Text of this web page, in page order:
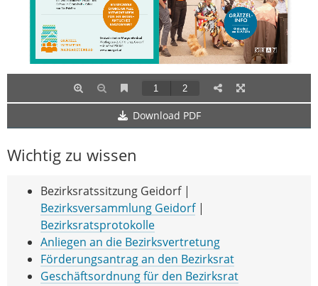
Download PDF
Wichtig zu wissen
Bezirksratssitzung Geidorf |
Bezirksversammlung Geidorf|
Bezirksratsprotokolle
Anliegen an die Bezirksvertretung
Förderungsantrag an den Bezirksrat
Geschäftsordnung für den Bezirksrat